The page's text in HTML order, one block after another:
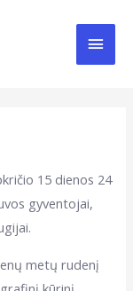
15 dienos 24
gyventojai,
metų rudenį